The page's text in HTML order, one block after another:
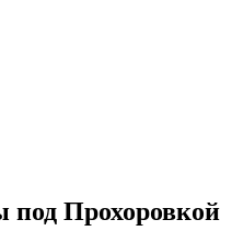
Прохоровкой